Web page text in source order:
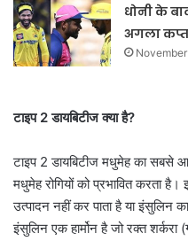
धोनी के
अगला
टाइप 2 डायबिटीज क्या है?
टाइप 2 डायबिटीज मधुमेह का सबसे
मधुमेह रोगियों को प्रभावित करता है।
उत्पादन नहीं कर पाता है या इंसुलिन
इंसुलिन एक हार्मोन है जो रक्त